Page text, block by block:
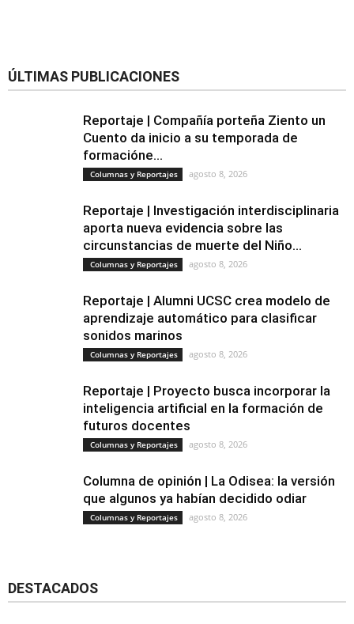
ÚLTIMAS PUBLICACIONES
Reportaje | Compañía porteña Ziento un
Cuento da inicio a su temporada de
formacióne...
Columnas y Reportajes agosto 8, 2026
Reportaje | Investigación interdisciplinaria
aporta nueva evidencia sobre las
circunstancias de muerte del Niño...
Columnas y Reportajes agosto 8, 2026
Reportaje | Alumni UCSC crea modelo de
aprendizaje automático para clasificar
sonidos marinos
Columnas y Reportajes agosto 8, 2026
Reportaje | Proyecto busca incorporar la
inteligencia artificial en la formación de
futuros docentes
Columnas y Reportajes agosto 8, 2026
Columna de opinión | La Odisea: la versión
que algunos ya habían decidido odiar
Columnas y Reportajes agosto 8, 2026
DESTACADOS